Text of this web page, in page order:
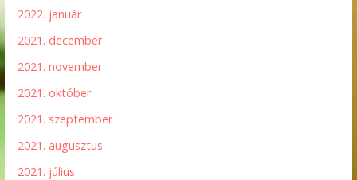
2022. január
2021. december
2021. november
2021. október
2021. szeptember
2021. augusztus
2021. július